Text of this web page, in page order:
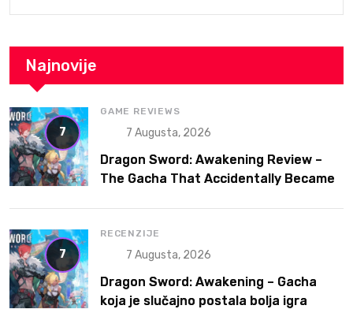
Najnovije
7
GAME REVIEWS
7 Augusta, 2026
Dragon Sword: Awakening Review –
The Gacha That Accidentally Became
7
RECENZIJE
7 Augusta, 2026
Dragon Sword: Awakening – Gacha
koja je slučajno postala bolja igra